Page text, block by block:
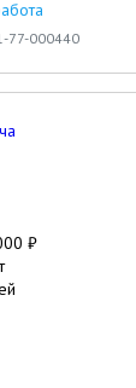
77-000440
₽